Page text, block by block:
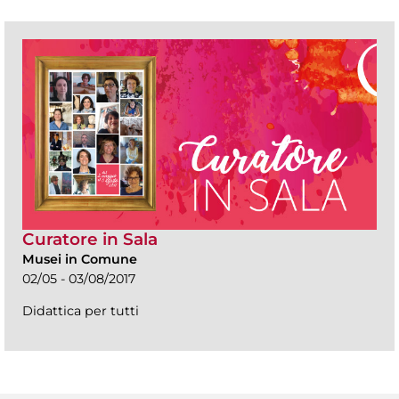
Curatore in Sala
Musei in Comune
02/05 - 03/08/2017
Didattica per tutti